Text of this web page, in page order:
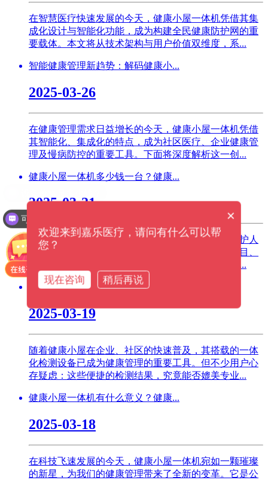
在智慧医疗快速发展的今天，健康小屋一体机凭借其集
成化设计与智能化功能，成为构建全民健康防护网的重
要载体。本文将从技术架构与用户价值双维度，系...
智能健康管理新趋势：解码健康小...
2025-03-26
在健康管理需求日益增长的今天，健康小屋一体机凭借
其智能化、集成化的特点，成为社区医疗、企业健康管
理及慢病防控的重要工具。下面将深度解析这一创...
健康小屋一体机多少钱一台？健康...
2025-03-21
在科技飞速发展的今天，健康小屋一体机成为了守护人
们健康的得力助手。它的价格因功能配置、检测项目、
品牌及服务范围的不同而存在较大差异。健康小屋...
健康小屋一体机检测数据靠谱吗？...
2025-03-19
随着健康小屋在企业、社区的快速普及，其搭载的一体
化检测设备已成为健康管理的重要工具。但不少用户心
存疑虑：这些便捷的检测结果，究竟能否媲美专业...
健康小屋一体机有什么意义？健康...
2025-03-18
在科技飞速发展的今天，健康小屋一体机宛如一颗璀璨
的新星，为我们的健康管理带来了全新的变革。它是公
×
欢迎来到嘉乐医疗，请问有什么可以帮
您？
现在咨询 稍后再说